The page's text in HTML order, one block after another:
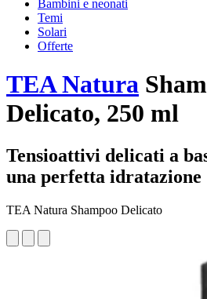
Bambini e neonati
Temi
Solari
Offerte
TEA Natura
Delicato, 250 ml
Tensioattivi delicati a
una perfetta idratazione
TEA Natura Shampoo Delicato